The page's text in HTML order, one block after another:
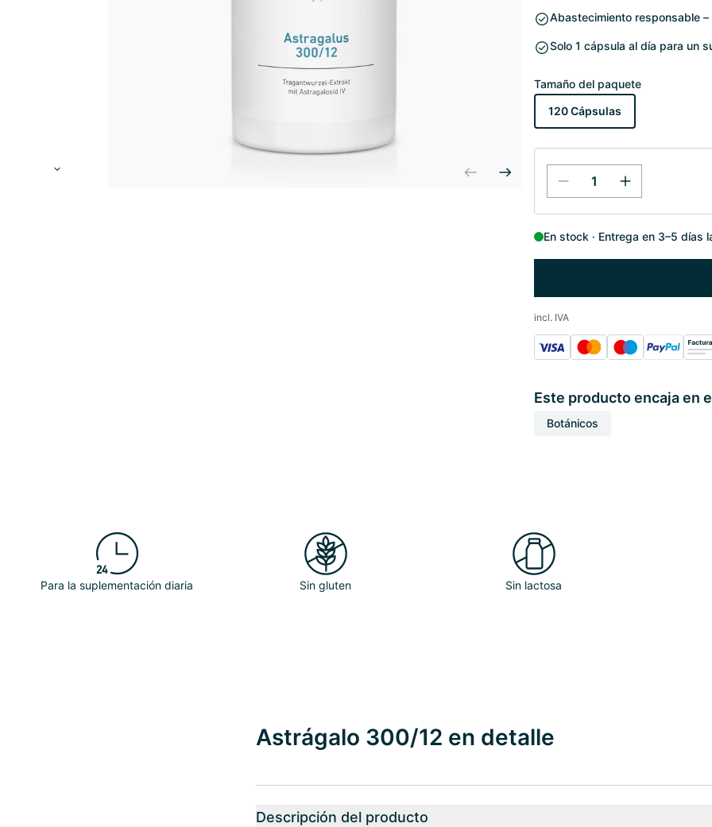
Abastecimiento responsable
Solo 1 cápsula al día para un
Tamaño del paquete
120 Cápsulas
En stock Entrega en 3–5 días
incl. IVA
Este producto encaja en
Botánicos
Para la suplementación diaria Sin gluten Sin lactosa
Astrágalo 300/12 en detalle
Descripción del producto